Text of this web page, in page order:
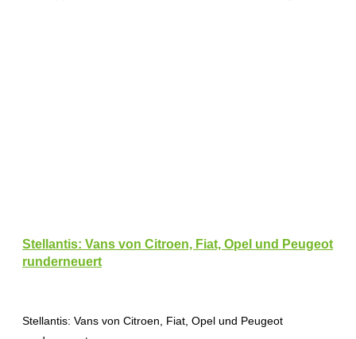
Stellantis: Vans von Citroen, Fiat, Opel und Peugeot
runderneuert
Stellantis: Vans von Citroen, Fiat, Opel und Peugeot